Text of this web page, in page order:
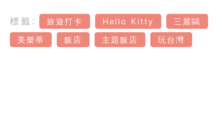
標籤: 旅遊打卡 Hello Kitty
三麗鷗
美樂蒂
飯店 主題飯店 玩台灣